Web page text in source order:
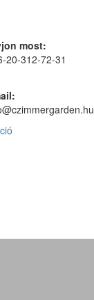
most:
20-312-72-31